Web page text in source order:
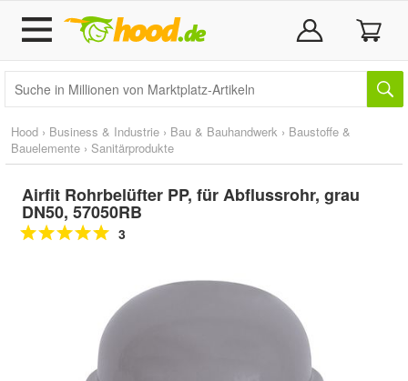
Hood › Business & Industrie › Bau & Bauhandwerk › Baustoffe &
Bauelemente › Sanitärprodukte
Airfit Rohrbelüfter PP, für Abflussrohr, grau
DN50, 57050RB
3